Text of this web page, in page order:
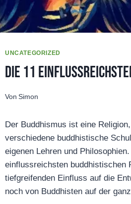
UNCATEGORIZED
Die 11
Von Simon
Der Buddhismus ist eine
verschiedene buddhistische
eigenen Lehren und
einflussreichsten buddhistischen
tiefgreifenden Einfluss auf die
noch von Buddhisten auf der